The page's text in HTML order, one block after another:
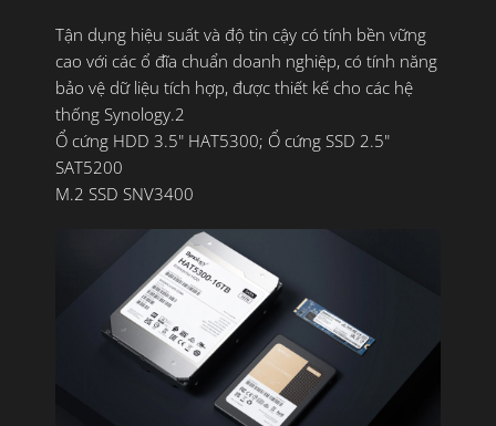
Tận dụng hiệu suất và độ tin cậy có tính bền vững
cao với các ổ đĩa chuẩn doanh nghiệp, có tính năng
bảo vệ dữ liệu tích hợp, được thiết kế cho các hệ
thống Synology.2
Ổ cứng HDD 3.5" HAT5300; Ổ cứng SSD 2.5"
SAT5200
M.2 SSD SNV3400